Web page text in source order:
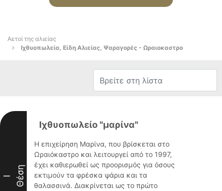
Αετοί της αλιείας
Ιχθυοπωλεία, Είδη Αλιείας, Ψαραγορές - Ωραιοκαστρο
I Θέση
Ιχθυοπωλείο "μαρίνα"
Η επιχείρηση Μαρίνα, που βρίσκεται στο
Ωραιόκαστρο και λειτουργεί από το 1997,
έχει καθιερωθεί ως προορισμός για όσους
εκτιμούν τα φρέσκα ψάρια και τα
θαλασσινά. Διακρίνεται ως το πρώτο